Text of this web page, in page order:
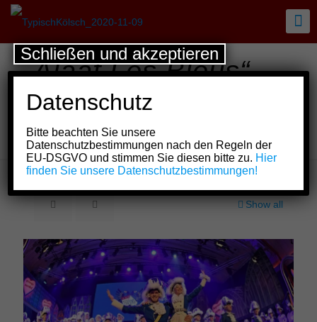
„Alaaf Les Bleus“ –
Erfolgreiche
Premiere eines
neuen Formates
Show all
Datenschutz
Bitte beachten Sie unsere
Datenschutzbestimmungen nach den Regeln der
EU-DSGVO und stimmen Sie diesen bitte zu. Hier
finden Sie unsere Datenschutzbestimmungen!
Schließen und akzeptieren